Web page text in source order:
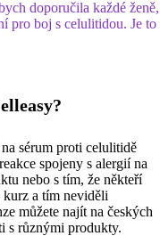
doporučila každé ženě,
pro boj s celulitidou. Je to
sérum proti celulitidě
spojeny s alergií na
nebo s tím, že někteří
a tím neviděli
můžete najít na českých
s různými produkty.